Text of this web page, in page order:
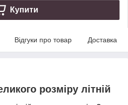
Купити
Відгуки про товар Доставка
розміру літній